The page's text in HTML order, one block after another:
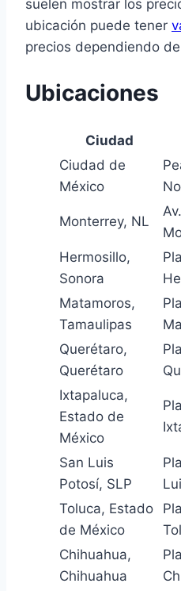
suelen mostrar los
ubicación puede tener
precios dependiendo
Ubicaciones
Ciudad
Ciudad de
México
Monterrey, NL
Hermosillo,
Sonora
Matamoros,
Tamaulipas
Querétaro,
Querétaro
Ixtapaluca,
Estado de
México
San Luis
Potosí, SLP
Toluca, Estado
de México
Chihuahua,
Chihuahua